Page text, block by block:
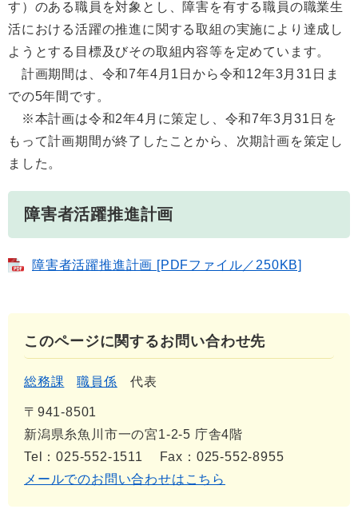
す）のある職員を対象とし、障害を有する職員の職業生
活における活躍の推進に関する取組の実施により達成し
ようとする目標及びその取組内容等を定めています。
計画期間は、令和7年4月1日から令和12年3月31日ま
での5年間です。
※本計画は令和2年4月に策定し、令和7年3月31日を
もって計画期間が終了したことから、次期計画を策定し
ました。
障害者活躍推進計画
障害者活躍推進計画 [PDFファイル／250KB]
このページに関するお問い合わせ先
総務課 職員係 代表
〒941-8501
新潟県糸魚川市一の宮1-2-5 庁舎4階
Tel：025-552-1511
Fax：025-552-8955
メールでのお問い合わせはこちら